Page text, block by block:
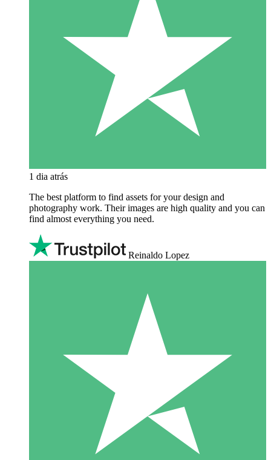
1 dia atrás
The best platform to find assets for your design and
photography work. Their images are high quality and you can
find almost everything you need.
Reinaldo Lopez